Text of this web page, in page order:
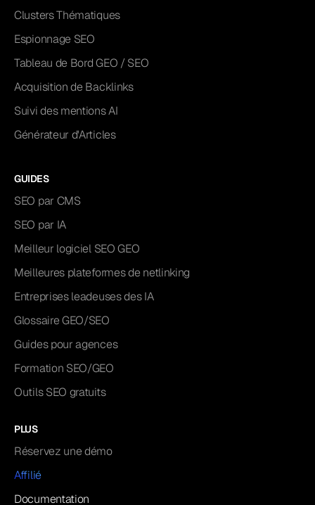
Clusters Thématiques
Espionnage SEO
Tableau de Bord GEO / SEO
Acquisition de Backlinks
Suivi des mentions AI
Générateur d'Articles
GUIDES
SEO par CMS
SEO par IA
Meilleur logiciel SEO GEO
Meilleures plateformes de netlinking
Entreprises leadeuses des IA
Glossaire GEO/SEO
Guides pour agences
Formation SEO/GEO
Outils SEO gratuits
PLUS
Réservez une démo
Affilié
Documentation